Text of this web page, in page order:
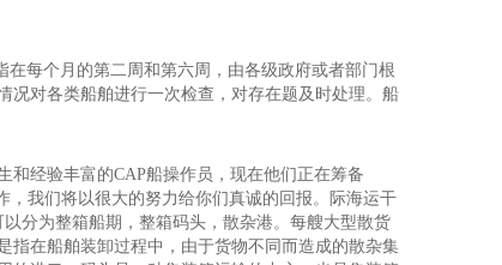
每个月的第二周和第六周，由各级政府或者部门根
况对各类船舶进行一次检查，对存在题及时处理。船
经验丰富的CAP船操作员，现在他们正在筹备
我们将以很大的努力给你们真诚的回报。际海运干
分为整箱船期，整箱码头，散杂港。每艘大型散货
指在船舶装卸过程中，由于货物不同而造成的散杂集